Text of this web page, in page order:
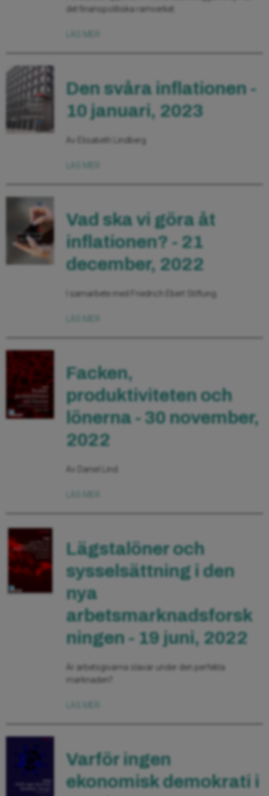
det finanspolitiska ramverket.
Den svåra inflationen -
10 januari, 2023
Av Elisabeth Lindberg.
Vad ska vi göra åt
inflationen? - 21
december, 2022
I samarbete med Friedrich Ebert Stiftung.
Facken,
produktiviteten och
lönerna - 30 november,
2022
Av Daniel Lind.
Lägstalöner och
sysselsättning i den
nya
arbetsmarknadsforsk
ningen - 19 juni, 2022
Är arbetsgivarna slavar under den perfekta
marknaden?
Varför ingen
ekonomisk demokrati i